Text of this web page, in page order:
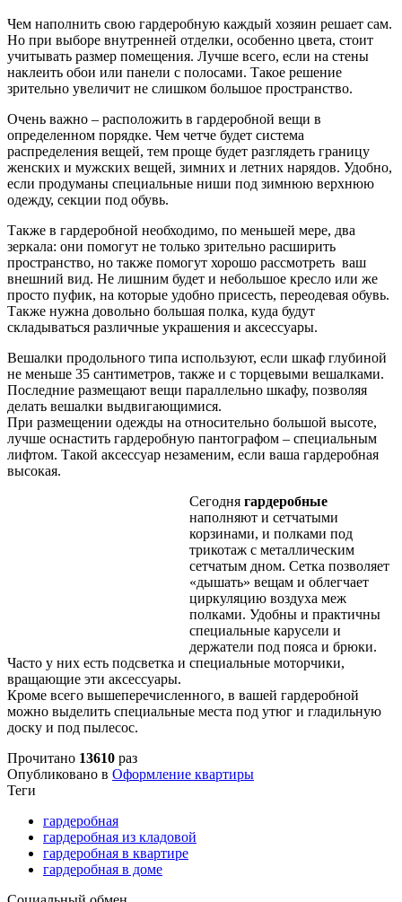
Чем наполнить свою гардеробную каждый хозяин решает сам.
Но при выборе внутренней отделки, особенно цвета, стоит
учитывать размер помещения. Лучше всего, если на стены
наклеить обои или панели с полосами. Такое решение
зрительно увеличит не слишком большое пространство.
Очень важно – расположить в гардеробной вещи в
определенном порядке. Чем четче будет система
распределения вещей, тем проще будет разглядеть границу
женских и мужских вещей, зимних и летних нарядов. Удобно,
если продуманы специальные ниши под зимнюю верхнюю
одежду, секции под обувь.
Также в гардеробной необходимо, по меньшей мере, два
зеркала: они помогут не только зрительно расширить
пространство, но также помогут хорошо рассмотреть ваш
внешний вид. Не лишним будет и небольшое кресло или же
просто пуфик, на которые удобно присесть, переодевая обувь.
Также нужна довольно большая полка, куда будут
складываться различные украшения и аксессуары.
Вешалки продольного типа используют, если шкаф глубиной
не меньше 35 сантиметров, также и с торцевыми вешалками.
Последние размещают вещи параллельно шкафу, позволяя
делать вешалки выдвигающимися.
При размещении одежды на относительно большой высоте,
лучше оснастить гардеробную пантографом – специальным
лифтом. Такой аксессуар незаменим, если ваша гардеробная
высокая.
Сегодня гардеробные
наполняют и сетчатыми
корзинами, и полками под
трикотаж с металлическим
сетчатым дном. Сетка позволяет
«дышать» вещам и облегчает
циркуляцию воздуха меж
полками. Удобны и практичны
специальные карусели и
держатели под пояса и брюки.
Часто у них есть подсветка и специальные моторчики,
вращающие эти аксессуары.
Кроме всего вышеперечисленного, в вашей гардеробной
можно выделить специальные места под утюг и гладильную
доску и под пылесос.
Прочитано 13610 раз
Опубликовано в Оформление квартиры
Теги
гардеробная
гардеробная из кладовой
гардеробная в квартире
гардеробная в доме